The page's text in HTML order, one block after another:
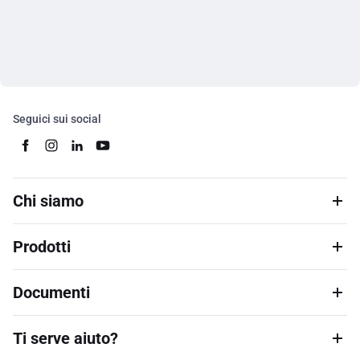
Seguici sui social
Chi siamo
Prodotti
Documenti
Ti serve aiuto?